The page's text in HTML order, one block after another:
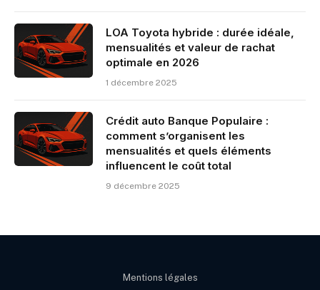
LOA Toyota hybride : durée idéale,
mensualités et valeur de rachat
optimale en 2026
1 décembre 2025
Crédit auto Banque Populaire :
comment s’organisent les
mensualités et quels éléments
influencent le coût total
9 décembre 2025
Mentions légales